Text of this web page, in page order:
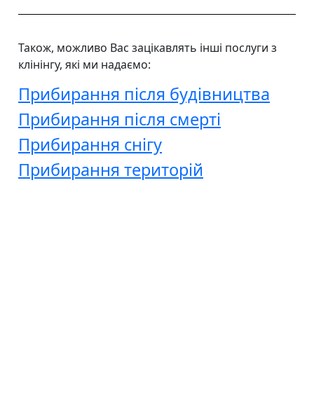
Також, можливо Вас зацікавлять інші послуги з
клінінгу, які ми надаємо:
Прибирання після будівництва
Прибирання після смерті
Прибирання снігу
Прибирання територій